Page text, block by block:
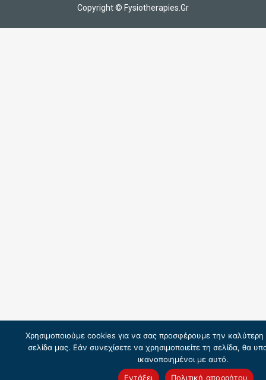
Copyright © Fysiotherapies.Gr
Χρησιμοποιούμε cookies για να σας προσφέρουμε την καλύτερη
σελίδα μας. Εάν συνεχίσετε να χρησιμοποιείτε τη σελίδα, θα
ικανοποιημένοι με αυτό.
Εντάξει
Πολιτική απορρήτου